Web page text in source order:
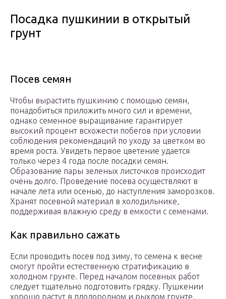
Посадка пушкинии в открытый
грунт
Посев семян
Чтобы вырастить пушкинию с помощью семян,
понадобиться приложить много сил и времени,
однако семенное выращивание гарантирует
высокий процент всхожести побегов при условии
соблюдения рекомендаций по уходу за цветком во
время роста. Увидеть первое цветение удается
только через 4 года после посадки семян.
Образование пары зеленых листочков происходит
очень долго. Проведение посева осуществляют в
начале лета или осенью, до наступления заморозков.
Хранят посевной материал в холодильнике,
поддерживая влажную среду в емкости с семенами.
Как правильно сажать
Если проводить посев под зиму, то семена к весне
смогут пройти естественную стратификацию в
холодном грунте. Перед началом посевных работ
следует тщательно подготовить грядку. Пушкении
хорошо растут в плодородном и рыхлом грунте,